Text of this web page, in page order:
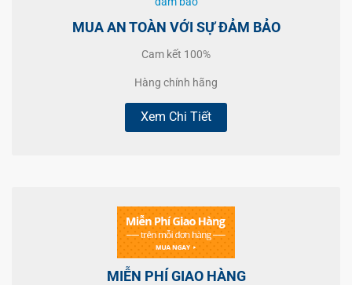
MUA AN TOÀN VỚI SỰ ĐẢM BẢO
Cam kết 100%
Hàng chính hãng
Xem Chi Tiết
MIỄN PHÍ GIAO HÀNG